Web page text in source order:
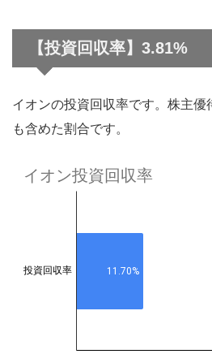
【投資回収率】3.81%
イオンの投資回収率です。株主優
も含めた割合です。